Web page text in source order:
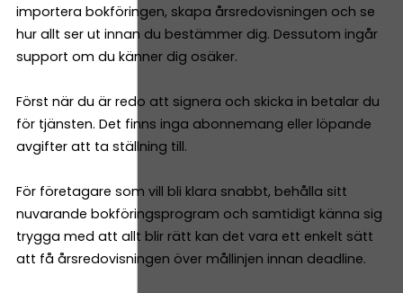
importera bokföringen, skapa årsredovisningen och se
hur allt ser ut innan du bestämmer dig. Dessutom ingår
support om du känner dig osäker.
Först när du är redo att signera och skicka in betalar du
för tjänsten. Det finns inga abonnemang eller löpande
avgifter att ta ställning till.
För företagare som vill bli klara snabbt, behålla sitt
nuvarande bokföringsprogram och samtidigt känna sig
trygga med att allt blir rätt kan det vara ett enkelt sätt
att få årsredovisningen över mållinjen innan deadline.